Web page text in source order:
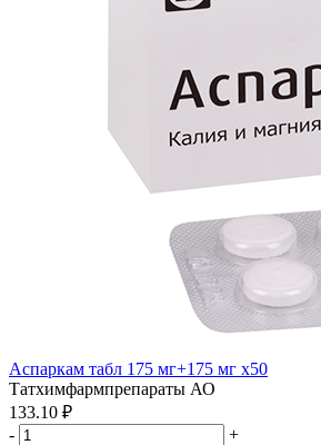
Аспаркам табл 175 мг+175 мг x50
Татхимфармпрепараты АО
133.10 ₽
-
+